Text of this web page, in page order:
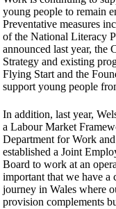
young people to remain
Preventative measures
of the National Literacy
announced last year, the
Strategy and existing
Flying Start and the
support young people
In addition, last year,
a Labour Market
Department for Work
established a Joint
Board to work at an
important that we have a
journey in Wales where
provision complements